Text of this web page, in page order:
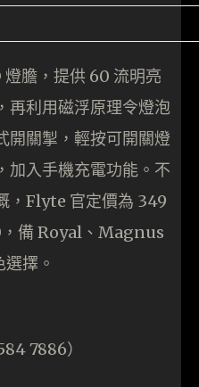
膽，提供 60 流明亮
再利用磁浮原理令燈泡
開關掣，輕按可開關燈
加入手機充電功能。不
，Flyte 官定價為 349
備 Royal、Magnus
擇。
7886）